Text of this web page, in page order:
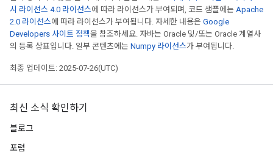
시 라이선스 4.0 라이선스에 따라 라이선스가 부여되며, 코드 샘플에는 Apache
2.0 라이선스에 따라 라이선스가 부여됩니다. 자세한 내용은 Google
Developers 사이트 정책을 참조하세요. 자바는 Oracle 및/또는 Oracle 계열사
의 등록 상표입니다. 일부 콘텐츠에는 Numpy 라이선스가 부여됩니다.
최종 업데이트: 2025-07-26(UTC)
최신 소식 확인하기
블로그
포럼